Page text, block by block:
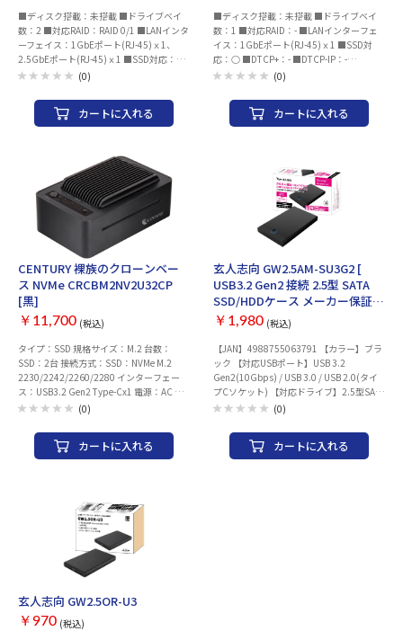
ータは二重にバックアップを取ってくださ
い。 ・使用前に製品ページに掲載されて
いる日本語取扱説明書を必ずご確認くださ
い。 ・新しく購入したSSDや他の機器で使
用していたSSDを取り付けた場合は、
になることがあります。 ・デザイン・仕様
等は予告なく変更される場合があります。
ウム、樹脂 内容物：本体 保証期間：1年
M.2 NVMe対応SSD一覧はこちら
■ディスク搭載：未搭載 ■ドライブベイ
数：2 ■対応RAID：RAID 0/1 ■LANインタ
ーフェイス：1GbEポート(RJ-45)ｘ1、
2.5GbEポート(RJ-45)ｘ1 ■SSD対応：○
■DTCP+：- ■DTCP-IP：- ■DLNA：- ■サ
(0)
カートに入れる
■ディスク搭載：未搭載 ■ドライブベイ
数：1 ■対応RAID：- ■LANインターフェ
イス：1GbEポート(RJ-45)ｘ1 ■SSD対
応：○ ■DTCP+：- ■DTCP-IP：-
■DLNA：○ ■サイズ：
(0)
カートに入れる
CENTURY 裸族のクローンベー
ス NVMe CRCBM2NV2U32CP
[黒]
￥11,700 (税込)
タイプ：SSD 規格サイズ：M.2 台数：
SSD：2台 接続方式：SSD：NVMe M.2
2230/2242/2260/2280 インターフェー
ス：USB3.2 Gen2 Type-Cx1 電源：AC 対
応OS：Windows/macOS 幅x高さx奥行：
(0)
カートに入れる
玄人志向 GW2.5AM-SU3G2 [
USB3.2 Gen2 接続 2.5型 SATA
SSD/HDDケース メーカー保証1
年 ]
￥1,980 (税込)
【JAN】4988755063791 【カラー】ブラ
ック 【対応USBポート】USB 3.2
Gen2(10Gbps) / USB 3.0 / USB 2.0(タイ
プCソケット) 【対応ドライブ】2.5型SATA
SSD/HDD ※厚さ9.5mmまで 【データ転
大6Gbps（理論値）
SATA3 6Gbps / SATA2 3Gbps / SATA
1.5Gbps 【電源】－ 【対応OS】Windows
(0)
カートに入れる
玄人志向 GW2.5OR-U3
￥970 (税込)